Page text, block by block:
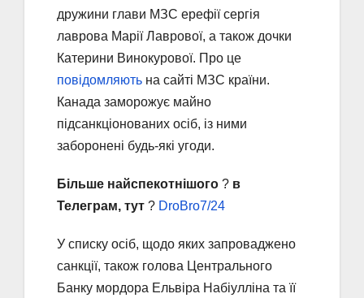
дружини глави МЗС ерефії сергія
лаврова Марії Лаврової, а також дочки
Катерини Винокурової. Про це
повідомляють на сайті МЗС країни.
Канада заморожує майно
підсанкціонованих осіб, із ними
заборонені будь-які угоди.
Більше найспекотнішого ? в
Телеграм, тут ? DroBro7/24
У списку осіб, щодо яких запроваджено
санкції, також голова Центрального
Банку мордора Ельвіра Набіулліна та її